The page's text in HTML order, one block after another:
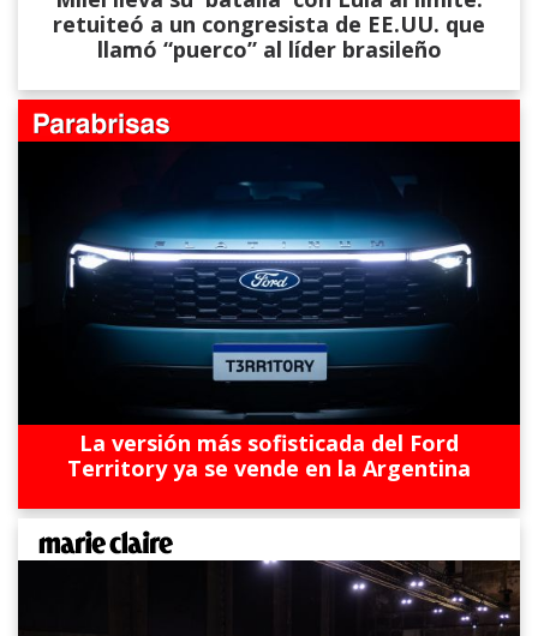
retuiteó a un congresista de EE.UU. que
llamó “puerco” al líder brasileño
La versión más sofisticada del Ford
Territory ya se vende en la Argentina